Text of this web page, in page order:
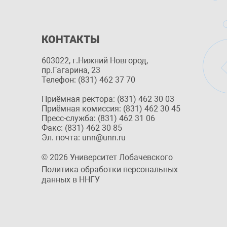
КОНТАКТЫ
603022, г.Нижний Новгород,
пр.Гагарина, 23
Телефон: (831) 462 37 70
Приёмная ректора: (831) 462 30 03
Приёмная комиссия: (831) 462 30 45
Пресс-служба: (831) 462 31 06
Факс: (831) 462 30 85
Эл. почта: unn@unn.ru
© 2026 Университет Лобачевского
Политика обработки персональных
данных в ННГУ